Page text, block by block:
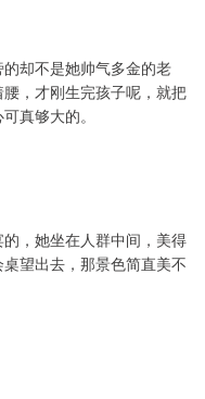
却不是她帅气多金的老
，才刚生完孩子呢，就把
真够大的。
，她坐在人群中间，美得
望出去，那景色简直美不